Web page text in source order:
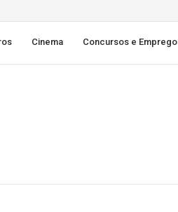
Cinema Concursos e